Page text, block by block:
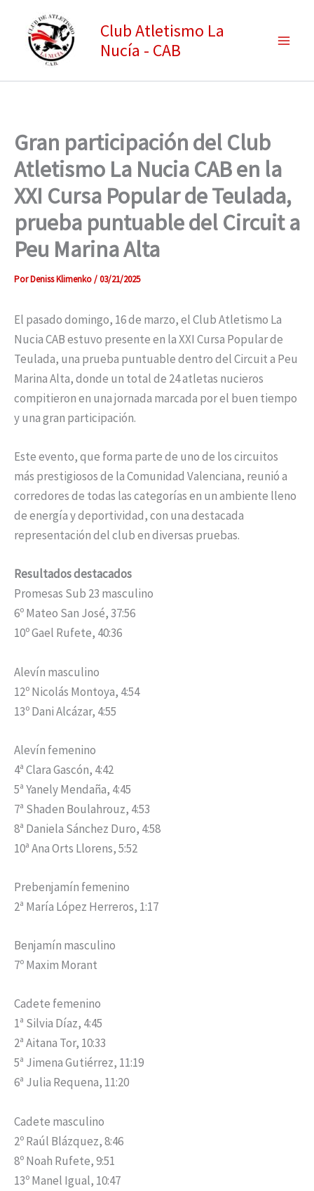
contenido
Club Atletismo La
Nucía - CAB
Gran participación del Club
Atletismo La Nucia CAB en la
XXI Cursa Popular de Teulada,
prueba puntuable del Circuit a
Peu Marina Alta
PorDeniss Klimenko/03/21/2025
El pasado domingo, 16 de marzo, el Club Atletismo La
Nucia CAB estuvo presente en la XXI Cursa Popular de
Teulada, una prueba puntuable dentro del Circuit a Peu
Marina Alta, donde un total de 24 atletas nucieros
compitieron en una jornada marcada por el buen tiempo
y una gran participación.
Este evento, que forma parte de uno de los circuitos
más prestigiosos de la Comunidad Valenciana, reunió a
corredores de todas las categorías en un ambiente lleno
de energía y deportividad, con una destacada
representación del club en diversas pruebas.
Resultados destacados
Promesas Sub 23 masculino
6º Mateo San José, 37:56
10º Gael Rufete, 40:36
Alevín masculino
12º Nicolás Montoya, 4:54
13º Dani Alcázar, 4:55
Alevín femenino
4ª Clara Gascón, 4:42
5ª Yanely Mendaña, 4:45
7ª Shaden Boulahrouz, 4:53
8ª Daniela Sánchez Duro, 4:58
10ª Ana Orts Llorens, 5:52
Prebenjamín femenino
2ª María López Herreros, 1:17
Benjamín masculino
7º Maxim Morant
Cadete femenino
1ª Silvia Díaz, 4:45
2ª Aitana Tor, 10:33
5ª Jimena Gutiérrez, 11:19
6ª Julia Requena, 11:20
Cadete masculino
2º Raúl Blázquez, 8:46
8º Noah Rufete, 9:51
13º Manel Igual, 10:47